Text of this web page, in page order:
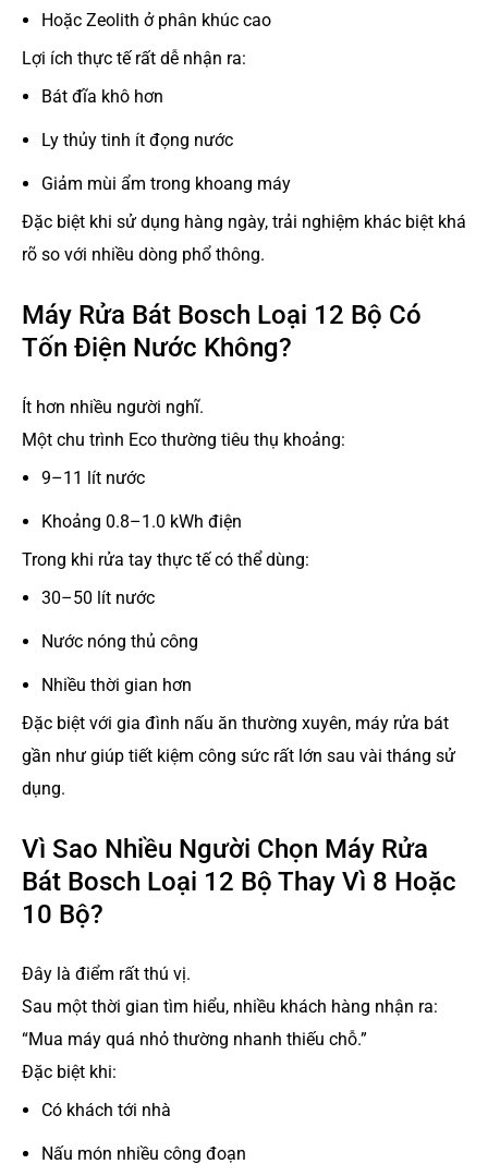
Hoặc Zeolith ở phân khúc cao
Lợi ích thực tế rất dễ nhận ra:
Bát đĩa khô hơn
Ly thủy tinh ít đọng nước
Giảm mùi ẩm trong khoang máy
Đặc biệt khi sử dụng hàng ngày, trải nghiệm khác biệt khá
rõ so với nhiều dòng phổ thông.
Máy Rửa Bát Bosch Loại 12 Bộ Có
Tốn Điện Nước Không?
Ít hơn nhiều người nghĩ.
Một chu trình Eco thường tiêu thụ khoảng:
9–11 lít nước
Khoảng 0.8–1.0 kWh điện
Trong khi rửa tay thực tế có thể dùng:
30–50 lít nước
Nước nóng thủ công
Nhiều thời gian hơn
Đặc biệt với gia đình nấu ăn thường xuyên, máy rửa bát
gần như giúp tiết kiệm công sức rất lớn sau vài tháng sử
dụng.
Vì Sao Nhiều Người Chọn Máy Rửa
Bát Bosch Loại 12 Bộ Thay Vì 8 Hoặc
10 Bộ?
Đây là điểm rất thú vị.
Sau một thời gian tìm hiểu, nhiều khách hàng nhận ra:
“Mua máy quá nhỏ thường nhanh thiếu chỗ.”
Đặc biệt khi:
Có khách tới nhà
Nấu món nhiều công đoạn